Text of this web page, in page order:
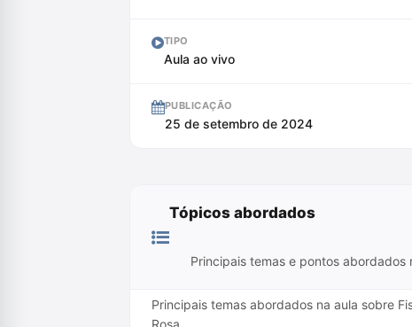
TIPO
Aula ao vivo
PUBLICAÇÃO
25 de setembro de 2024
Tópicos abordados
Principais temas e pontos abordados
Principais temas abordados na aula sobre
Rosa.